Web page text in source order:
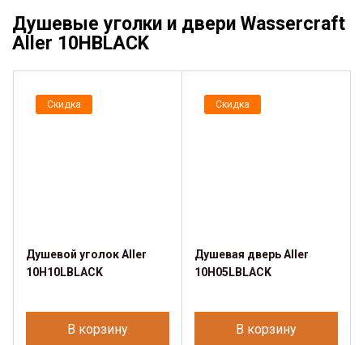
Душевые уголки и двери Wassercraft
Aller 10HBLACK
Скидка
Душевой уголок Aller
10H10LBLACK
В корзину
Скидка
Душевая дверь Aller
10H05LBLACK
В корзину